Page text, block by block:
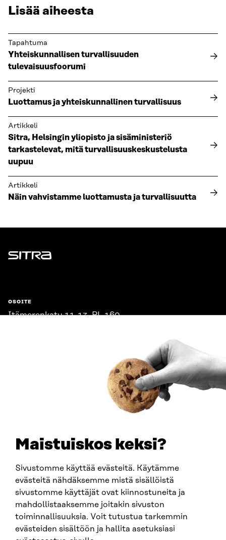
Maistuiskos keksi?
Sivustomme käyttää evästeitä. Käytämme
evästeitä nähdäksemme mistä sisällöistä
sivustomme käyttäjät ovat kiinnostuneita ja
mahdollistaaksemme joitakin sivuston
toiminnallisuuksia. Voit tutustua tarkemmin
evästeiden sisältöön ja hallita asetuksiasi
Lisää aiheesta
Tapahtuma
Yhteiskunnallisen turvallisuuden
tulevaisuusfoorumi
Projekti
Luottamus ja yhteiskunnallinen turvallisuus
Artikkeli
Sitra, Helsingin yliopisto ja sisäministeriö
tarkastelevat, mitä turvallisuuskeskustelusta
uupuu
Artikkeli
Näin vahvistamme luottamusta ja turvallisuutta
Sitra
OSOITE
Itämerenkatu 11-13, PL 160,
SITRA SOSIAALISESSA MEDIASSA
LinkedIn
Instagram
YouTube